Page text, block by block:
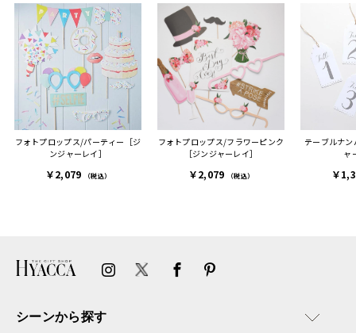
った時は、HYACCAギフト
を選んでよかったし他の友
人にもお勧めしたいと感じ
ました。
また、こちら不注意でメー
ルアドレスを誤って入力し
登録してログインできなく
困った際にも、迅速に回答
連絡があり大変助かりまし
で、いい思い出になりまし
た。
ヒー
フォトプロップス/パーティー［ジ
ンジャーレイ］
￥2,079 （税込）
フォトプロップス/フラワーピンク
［ジンジャーレイ］
￥2,079 （税込）
テーブルナ
ャ
￥
シーンから探す